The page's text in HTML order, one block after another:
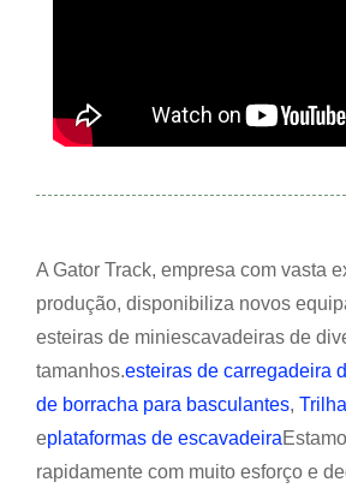
A Gator Track, empresa com vasta
produção, disponibiliza novos
esteiras de miniescavadeiras de
tamanhos.esteiras de carregadeira
de borracha para basculantes,
eplataformas de escavadeira
rapidamente com muito esforço e